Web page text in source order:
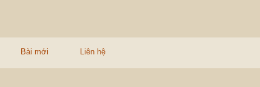
Bài mới Liên hệ